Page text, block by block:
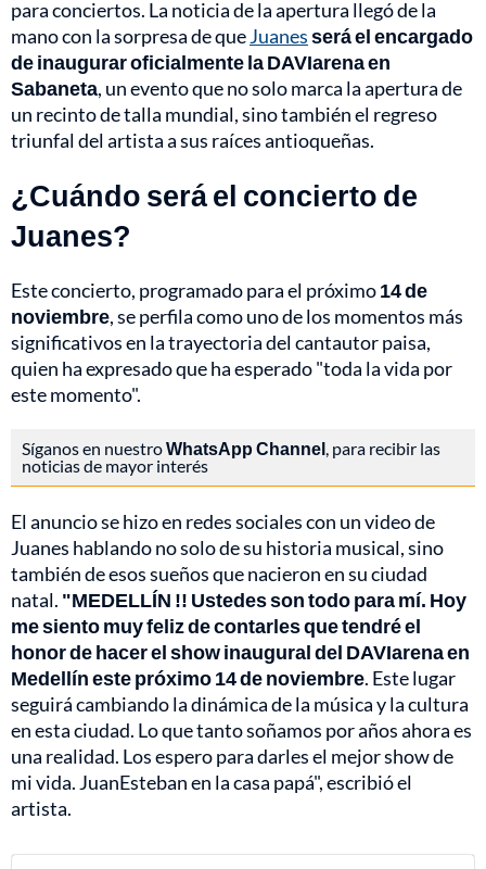
para conciertos. La noticia de la apertura llegó de la
mano con la sorpresa de queJuanesserá el encargado
de inaugurar oficialmente la DAVIarena en
Sabaneta, un evento que no solo marca la apertura de
un recinto de talla mundial, sino también el regreso
triunfal del artista a sus raíces antioqueñas.
¿Cuándo será el concierto de
Juanes?
Este concierto, programado para el próximo14 de
noviembre, se perfila como uno de los momentos más
significativos en la trayectoria del cantautor paisa,
quien ha expresado que ha esperado "toda la vida por
este momento".
Síganos en nuestroWhatsApp Channel, para recibir las
noticias de mayor interés
El anuncio se hizo en redes sociales con un video de
Juanes hablando no solo de su historia musical, sino
también de esos sueños que nacieron en su ciudad
natal. "MEDELLÍN !! Ustedes son todo para mí. Hoy
me siento muy feliz de contarles que tendré el
honor de hacer el show inaugural del DAVIarena en
Medellín este próximo 14 de noviembre. Este lugar
seguirá cambiando la dinámica de la música y la cultura
en esta ciudad. Lo que tanto soñamos por años ahora es
una realidad. Los espero para darles el mejor show de
mi vida. JuanEsteban en la casa papá", escribió el
artista.